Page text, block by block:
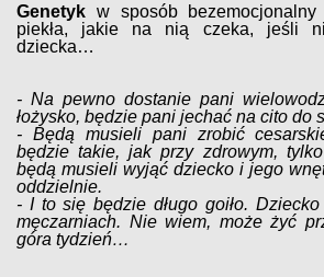
Genetyk w sposób bezemocjonalny
piekła, jakie na nią czeka, jeśli
dziecka…
- Na pewno dostanie pani
łożysko, będzie pani jechać na cito do
- Będą musieli pani zrobić
będzie takie, jak przy zdrowym,
będą musieli wyjąć dziecko i jego
oddzielnie.
- I to się będzie długo goiło.
męczarniach. Nie wiem, może żyć
góra tydzień…